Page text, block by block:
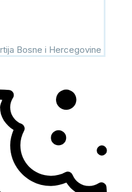
Bosne i Hercegovine